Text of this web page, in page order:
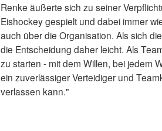
Renke äußerte sich zu seiner
Eishockey gespielt und dabei immer
auch über die Organisation. Als sich
die Entscheidung daher leicht. Als
zu starten - mit dem Willen, bei jedem
ein zuverlässiger Verteidiger und
verlassen kann."